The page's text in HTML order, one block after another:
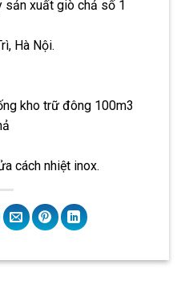
sản xuất giò chả số 1
Hà Nội.
kho trữ đông 100m3
cách nhiệt inox.